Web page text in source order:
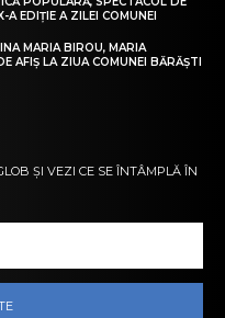
A EDIȚIE A ZILEI COMUNEI
MARIA BIROU, MARIA
AFIȘ LA ZIUA COMUNEI BĂRĂȘTI
ȘI VEZI CE SE ÎNTÂMPLĂ ÎN